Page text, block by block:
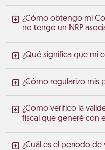
¿Cómo obtengo mi
no tengo un NRP
¿Qué significa que mi
¿Cómo regularizo mis
¿Como verifico la
fiscal que generé con
¿Cuál es el período